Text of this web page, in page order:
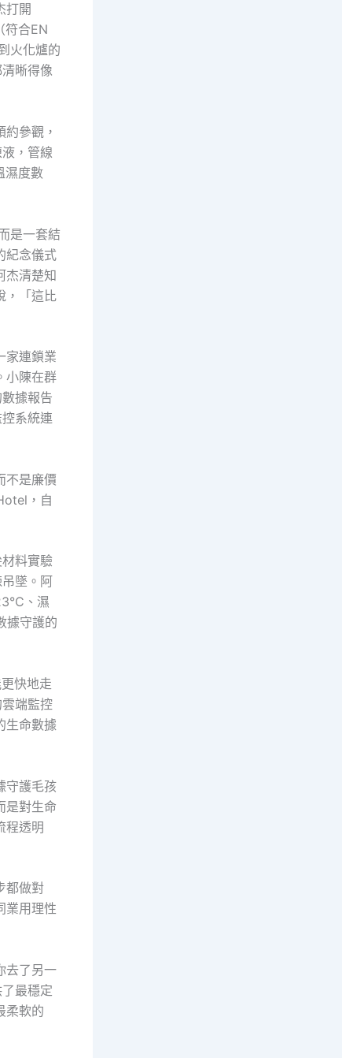
打開
符合EN
火化爐的
晰得像
參觀，
，管線
濕度數
是一套結
紀念儀式
杰清楚知
，「這比
家連鎖業
小陳在群
據報告
系統連
不是廉價
，自
料實驗
墜。阿
、濕
據守護的
快地走
端監控
生命數據
守護毛孩
是對生命
程透明
都做對
業用理性
去了另一
最穩定
柔軟的